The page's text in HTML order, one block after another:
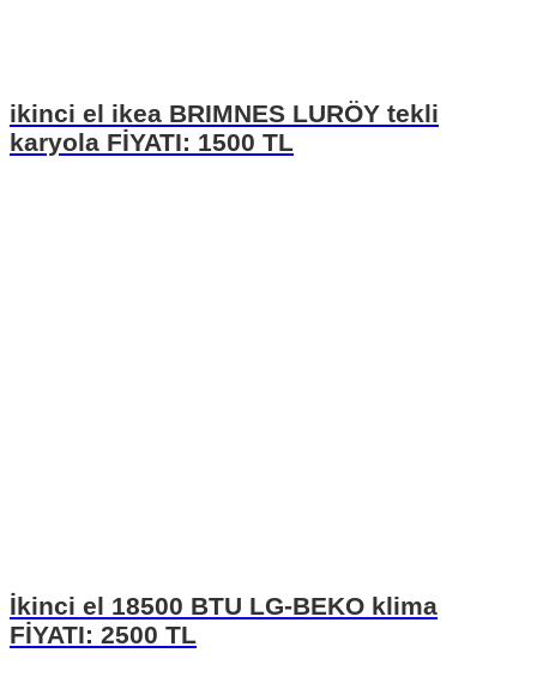
ikinci el ikea BRIMNES LURÖY tekli
karyola FİYATI: 1500 TL
İkinci el 18500 BTU LG-BEKO klima
FİYATI: 2500 TL